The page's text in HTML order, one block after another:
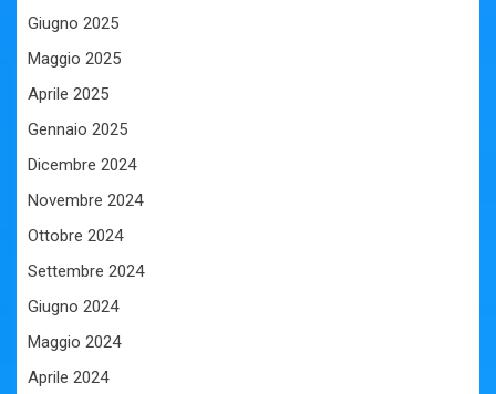
Giugno 2025
Maggio 2025
Aprile 2025
Gennaio 2025
Dicembre 2024
Novembre 2024
Ottobre 2024
Settembre 2024
Giugno 2024
Maggio 2024
Aprile 2024